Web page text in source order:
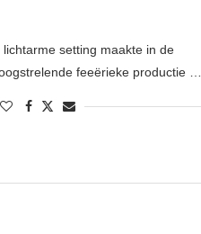
setting maakte in de
feeërieke productie …